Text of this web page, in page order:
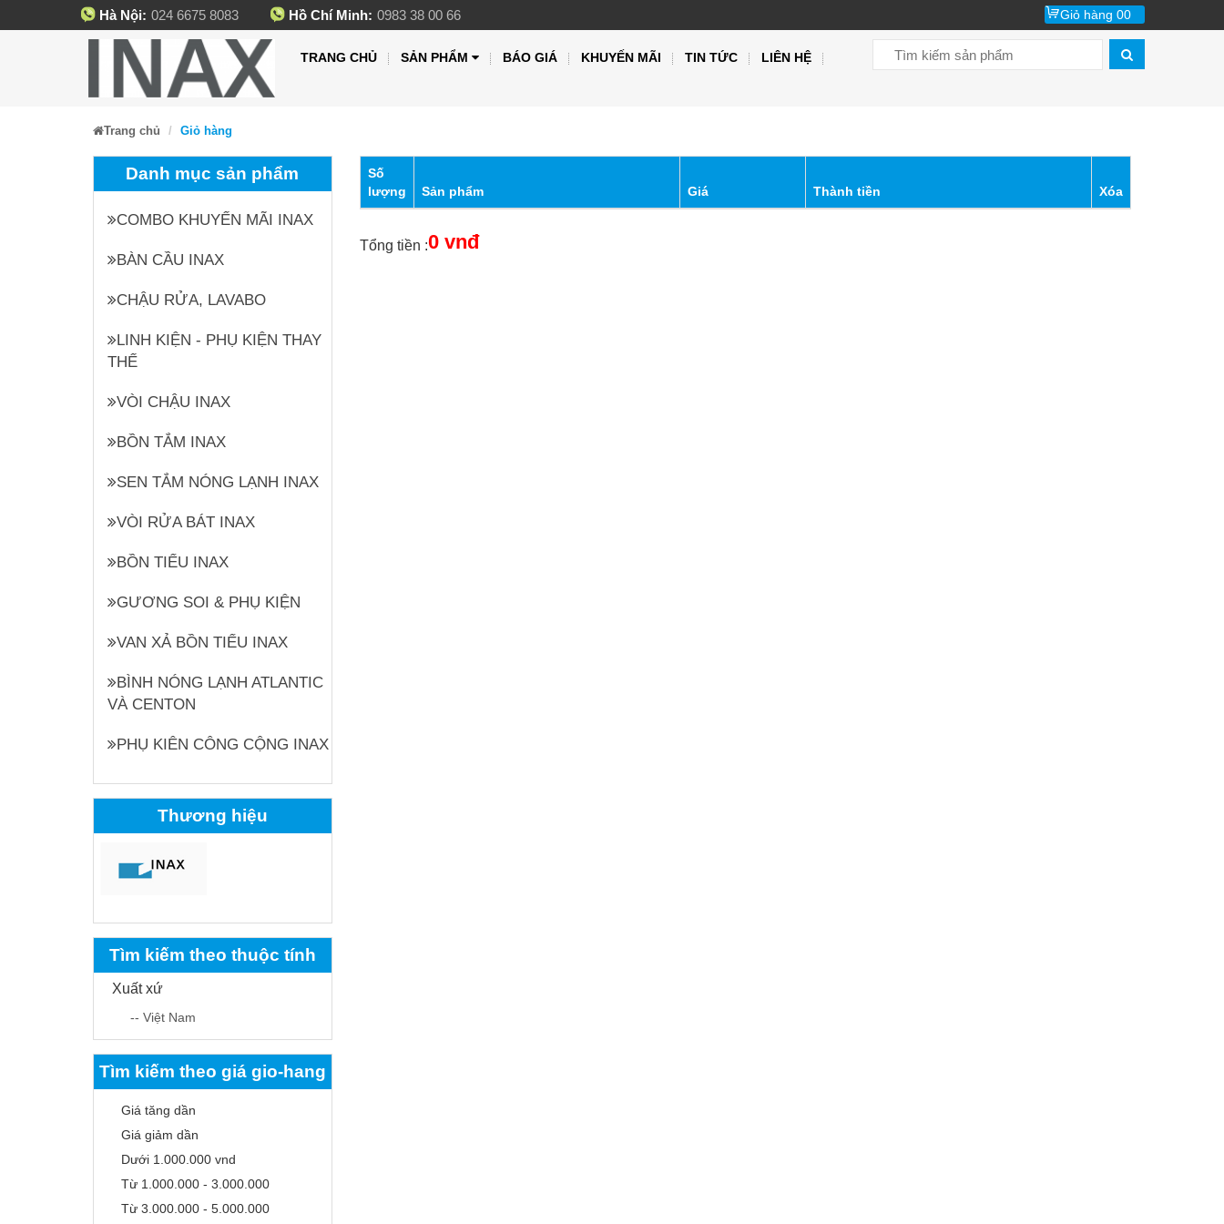
Hà Nội: 024 6675 8083 Hồ Chí Minh: 0983 38 00 66 Giỏ hàng 00
TRANG CHỦ SẢN PHẨM BÁO GIÁ KHUYẾN MÃI TIN TỨC LIÊN HỆ
Trang chủ Giỏ hàng
Danh mục sản phẩm
COMBO KHUYẾN MÃI INAX
BÀN CẦU INAX
CHẬU RỬA, LAVABO
LINH KIỆN - PHỤ KIỆN THAY
THẾ
VÒI CHẬU INAX
BỒN TẮM INAX
SEN TẮM NÓNG LẠNH INAX
VÒI RỬA BÁT INAX
BỒN TIỂU INAX
GƯƠNG SOI & PHỤ KIỆN
VAN XẢ BỒN TIỂU INAX
BÌNH NÓNG LẠNH ATLANTIC
VÀ CENTON
PHỤ KIÊN CÔNG CỘNG INAX
Thương hiệu
Tìm kiếm theo thuộc tính
Xuất xứ
-- Việt Nam
Tìm kiếm theo giá gio-hang
Giá tăng dần
Giá giảm dần
Dưới 1.000.000 vnd
Từ 1.000.000 - 3.000.000
Từ 3.000.000 - 5.000.000
Số
lượng
Sản phẩm Giá Thành tiền Xóa
Tổng tiền :0 vnđ